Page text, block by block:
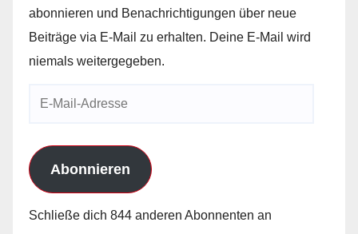
abonnieren und Benachrichtigungen über neue
Beiträge via E-Mail zu erhalten. Deine E-Mail wird
niemals weitergegeben.
Adresse
Abonnieren
Schließe dich 844 anderen Abonnenten an